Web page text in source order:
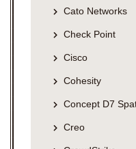
Cato Networks
Check Point
Cisco
Cohesity
Concept D7
Creo